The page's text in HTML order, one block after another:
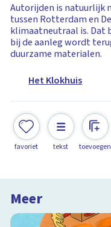
Autorijden is natuurlijk
tussen Rotterdam en
klimaatneutraal is. Dat
bij de aanleg wordt
duurzame materialen.
Het Klokhuis
favoriet tekst toevoegen
Meer